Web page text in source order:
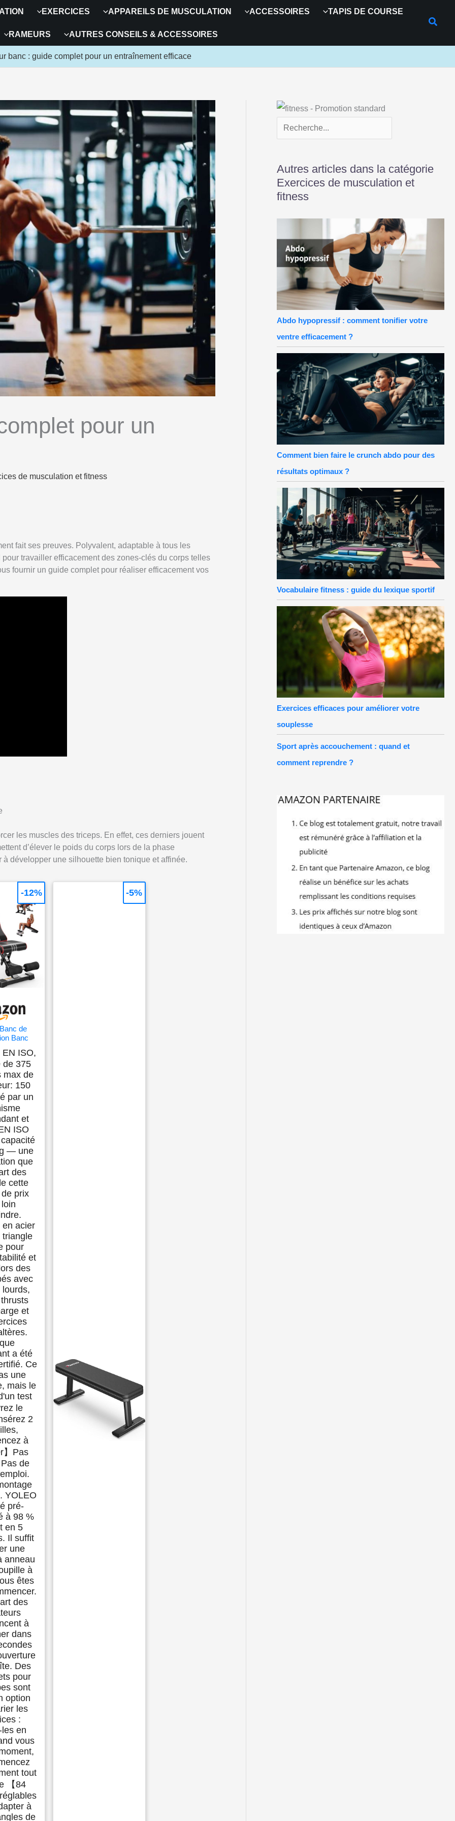
EXERCICES APPAREILS DE MUSCULATION ACCESSOIRES TAPIS DE COURSE
RAMEURS AUTRES CONSEILS & ACCESSOIRES
banc : guide complet pour un entraînement efficace
pour un
de musculation et fitness
fait ses preuves. Polyvalent, adaptable à tous les
travailler efficacement des zones-clés du corps telles
fournir un guide complet pour réaliser efficacement vos
les muscles des triceps. En effet, ces derniers jouent
d’élever le poids du corps lors de la phase
à développer une silhouette bien tonique et affinée.
de
Banc
pour
Corps
à
EN ISO,
de 375
max de
150
par un
et
ISO
— une
que
des
cette
prix
en acier
triangle
pour
et
des
avec
lourds,
et
a été
Ce
une
mais le
test
le
2
à
】Pas
de
YOLEO
pré-
à 98 %
en 5
Il suffit
une
anneau
à
êtes
des
à
dans
Des
pour
sont
option
les
:
en
vous
tout
【84
à
de
-12% -5%
R
c
e
Autres articles dans la catégorie
Exercices de musculation et
fitness
Abdo hypopressif : comment tonifier votre
ventre efficacement ?
Comment bien faire le crunch abdo pour des
résultats optimaux ?
Vocabulaire fitness : guide du lexique sportif
Exercices efficaces pour améliorer votre
souplesse
Sport après accouchement : quand et
comment reprendre ?